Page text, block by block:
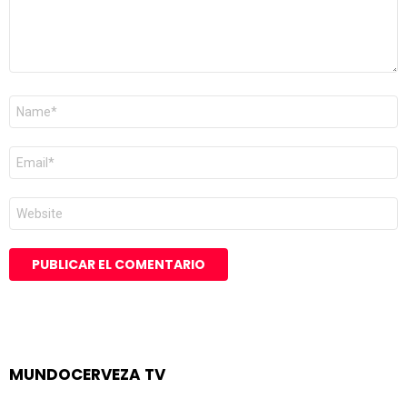
Nombre
Correo
electrónico
*
Web
MUNDOCERVEZA TV